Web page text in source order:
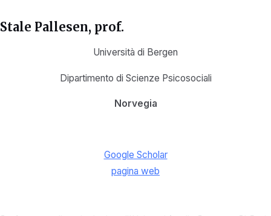
Stale Pallesen, prof.
Università di Bergen
Dipartimento di Scienze Psicosociali
Norvegia
Google Scholar
pagina web